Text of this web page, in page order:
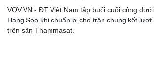
VOV.VN - ĐT Việt Nam tập buổi cuối cùng
Hang Seo khi chuẩn bị cho trận chung kết lượt
trên sân Thammasat.